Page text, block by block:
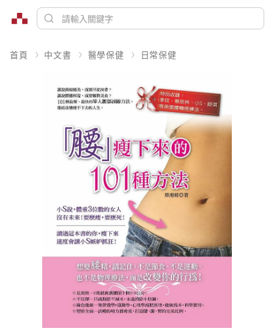
首頁 中文書 醫學保健 日常保健